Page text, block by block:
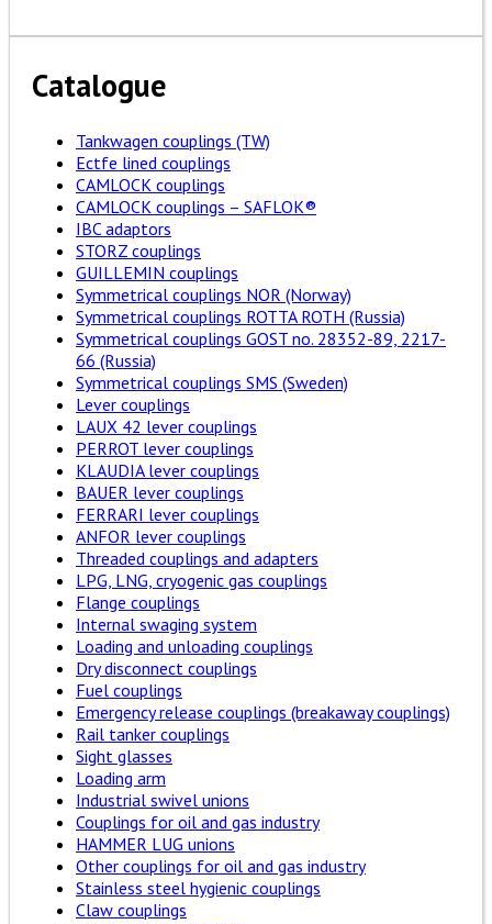
Catalogue
Tankwagen couplings (TW)
Ectfe lined couplings
CAMLOCK couplings
CAMLOCK couplings – SAFLOK®
IBC adaptors
STORZ couplings
GUILLEMIN couplings
Symmetrical couplings NOR (Norway)
Symmetrical couplings ROTTA ROTH (Russia)
Symmetrical couplings GOST no. 28352-89, 2217-
66 (Russia)
Symmetrical couplings SMS (Sweden)
Lever couplings
LAUX 42 lever couplings
PERROT lever couplings
KLAUDIA lever couplings
BAUER lever couplings
FERRARI lever couplings
ANFOR lever couplings
Threaded couplings and adapters
LPG, LNG, cryogenic gas couplings
Flange couplings
Internal swaging system
Loading and unloading couplings
Dry disconnect couplings
Fuel couplings
Emergency release couplings (breakaway couplings)
Rail tanker couplings
Sight glasses
Loading arm
Industrial swivel unions
Couplings for oil and gas industry
HAMMER LUG unions
Other couplings for oil and gas industry
Stainless steel hygienic couplings
Claw couplings